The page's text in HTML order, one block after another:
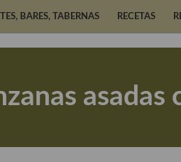
BARES, TABERNAS RECETAS